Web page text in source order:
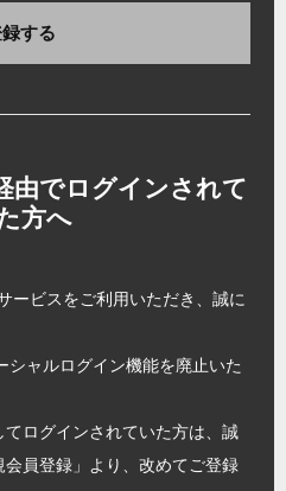
する
由でログインされて
方へ
ービスをご利用いただき、誠に
ャルログイン機能を廃止いた
ログインされていた方は、誠
員登録」より、改めてご登録